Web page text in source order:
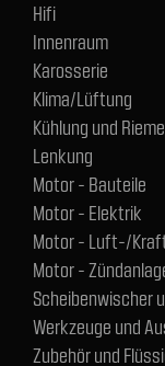
Hifi
Innenraum
Karosserie
Klima/Lüftung
Kühlung und
Lenkung
Motor - Bauteile
Motor - Elektrik
Motor - Luft-/
Motor -
Scheibenwischer
Werkzeuge und
Zubehör und